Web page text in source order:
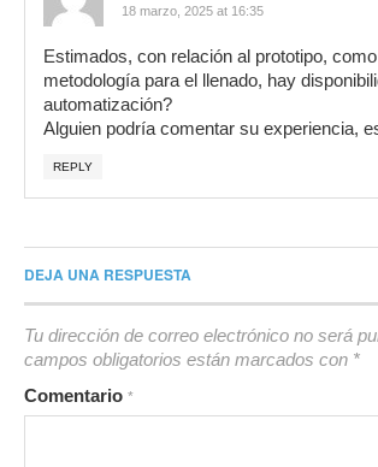
18 marzo, 2025 at 16:35
Estimados, con relación al prototipo,
metodología para el llenado, hay
automatización?
Alguien podría comentar su experiencia,
REPLY
DEJA UNA RESPUESTA
Tu dirección de correo electrónico no será
campos obligatorios están marcados con *
Comentario *